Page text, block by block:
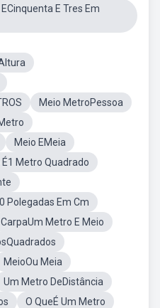
E Tres Em
Meio MetroPessoa
Meio EMeia
Metro Quadrado
Polegadas Em Cm
CarpaUm Metro E Meio
MeioOu Meia
Um Metro DeDistância
O QueÉ Um Metro